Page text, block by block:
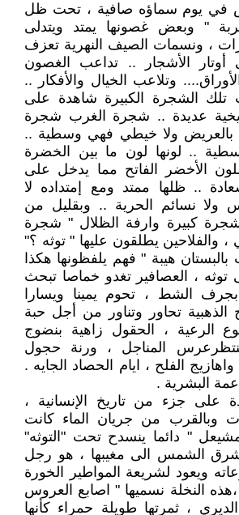
يوم سماؤه صافية ، تحت ظل
" وبعض غصونها يمتد ويتدلى
، ونسمات الصيف النهرية تعزف
أوتار الأشجار .. تداعب الغصون
وتلاعب الخيال والأفكار ..
الشجرة الكبيرة شاهدة على
عديدة .. شجرة الغرب شجرة
بالعريض ولا خيطي فهي وسطية ..
.. لونها لون ما بين الخضرة
الأخضر الفاتح مما يدخل على
.. ظلها ممتد ومع إمتداده لا
نسائم الحرية .. وبقليل من
شجرة كبيرة وارفة الظلال " شجرة
والفلاحين يطلقون عليها " توثه ؟"
هيبة " فهم يلفظونها هكذا
توثه ، العصافير تغدو خماصا تبحث
الشط ، تحوم يمينا ويسارا
الذهبية تحاور وتناور من أجل حبة
الرعية ، الحقول زاهية بنضوج
تنتظرعرس المناجل ، ورنة حجول
الفلح ، ايام الحصاد الجايه .
البشرية .
على جزء من تاريخ الإنسانية ،
وبالقرب من جريان الماء كانت
" دائما ينسدح تحت "التوثه"
الشمس الى مغيبها ، هو رجل
ويعود لشريعة المواطير الخورة
النخلة نسميها " اصابع العروس
، ثمرتها طويلة حمراء كأنها